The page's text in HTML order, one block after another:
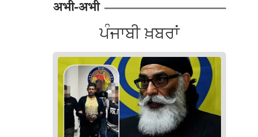
अभी-अभी
ਪੰਜਾਬੀ ਖ਼ਬਰਾਂ